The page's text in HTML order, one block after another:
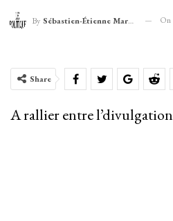
By Sébastien-Étienne Marechal On
Share
A rallier entre l’divulgation